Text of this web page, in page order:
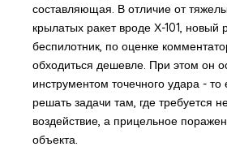
составляющая. В отличие от
крылатых ракет вроде Х-101, новый
беспилотник, по оценке
обходиться дешевле. При этом он
инструментом точечного удара - то
решать задачи там, где требуется
воздействие, а прицельное
объекта.